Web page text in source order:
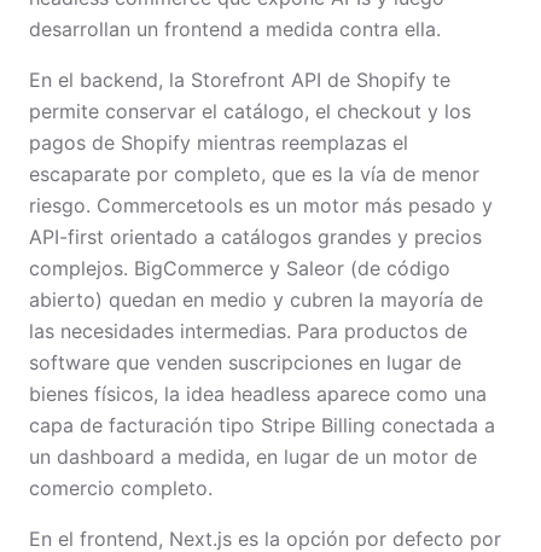
desarrollan un frontend a medida contra ella.
En el backend, la Storefront API de Shopify te
permite conservar el catálogo, el checkout y los
pagos de Shopify mientras reemplazas el
escaparate por completo, que es la vía de menor
riesgo. Commercetools es un motor más pesado y
API-first orientado a catálogos grandes y precios
complejos. BigCommerce y Saleor (de código
abierto) quedan en medio y cubren la mayoría de
las necesidades intermedias. Para productos de
software que venden suscripciones en lugar de
bienes físicos, la idea headless aparece como una
capa de facturación tipo Stripe Billing conectada a
un dashboard a medida, en lugar de un motor de
comercio completo.
En el frontend, Next.js es la opción por defecto por